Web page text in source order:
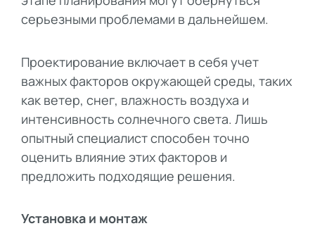
серьезными проблемами в дальнейшем.
Проектирование включает в себя учет
важных факторов окружающей среды, таких
как ветер, снег, влажность воздуха и
интенсивность солнечного света. Лишь
опытный специалист способен точно
оценить влияние этих факторов и
предложить подходящие решения.
Установка и монтаж